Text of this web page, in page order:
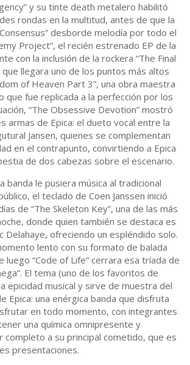
y su tinte death metalero habilitó
rondas en la multitud, antes de que la
desborde melodía por todo el
Project”, el recién estrenado EP de la
con la inclusión de la rockera “The Final
que llegara uno de los puntos más altos
of Heaven Part 3”, una obra maestra
que fue replicada a la perfección por los
“The Obsessive Devotion” mostró
armas de Epica: el dueto vocal entre la
Jansen, quienes se complementan
en el contrapunto, convirtiendo a Epica
de dos cabezas sobre el escenario.
banda le pusiera música al tradicional
el teclado de Coen Janssen inició
de “The Skeleton Key”, una de las más
donde quien también se destaca es
Delahaye, ofreciendo un espléndido solo.
lento con su formato de balada
luego “Code of Life” cerrara esa tríada de
El tema (uno de los favoritos de
epicidad musical y sirve de muestra del
Epica: una enérgica banda que disfruta
en todo momento, con integrantes
una química omnipresente y
a su principal cometido, que es
presentaciones.